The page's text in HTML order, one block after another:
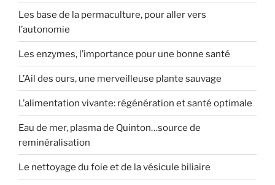
Les base de la permaculture, pour aller vers
l’autonomie
Les enzymes, l’importance pour une bonne santé
L’Ail des ours, une merveilleuse plante sauvage
L’alimentation vivante: régénération et santé optimale
Eau de mer, plasma de Quinton…source de
reminéralisation
Le nettoyage du foie et de la vésicule biliaire